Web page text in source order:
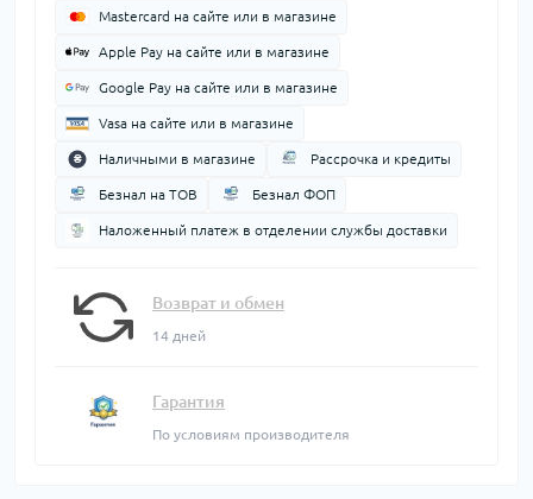
Mastercard на сайте или в магазине
Apple Pay на сайте или в магазине
Google Pay на сайте или в магазине
Vasa на сайте или в магазине
Наличными в магазине Рассрочка и кредиты
Безнал на ТОВ Безнал ФОП
Наложенный платеж в отделении службы доставки
Возврат и обмен
14 дней
Гарантия
По условиям производителя